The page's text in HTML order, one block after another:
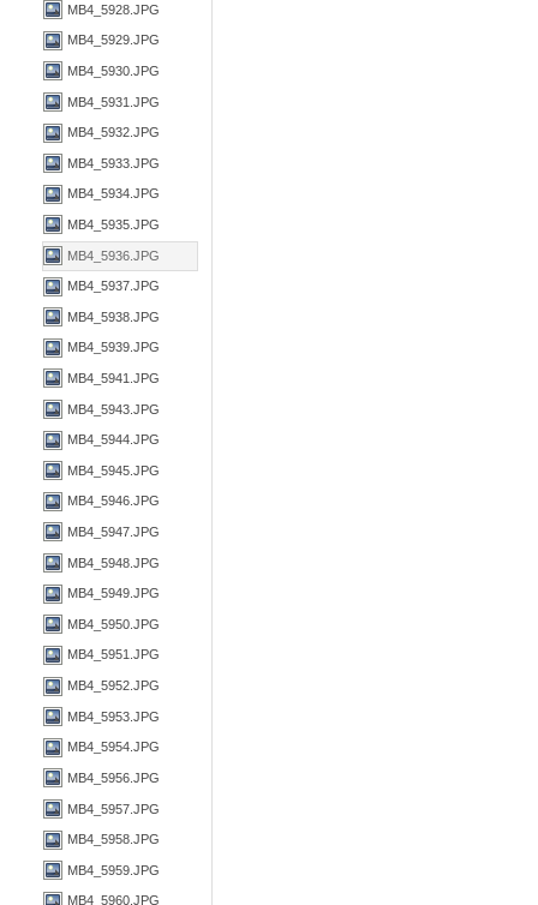
MB4_5928.JPG
MB4_5929.JPG
MB4_5930.JPG
MB4_5931.JPG
MB4_5932.JPG
MB4_5933.JPG
MB4_5934.JPG
MB4_5935.JPG
MB4_5936.JPG
MB4_5937.JPG
MB4_5938.JPG
MB4_5939.JPG
MB4_5941.JPG
MB4_5943.JPG
MB4_5944.JPG
MB4_5945.JPG
MB4_5946.JPG
MB4_5947.JPG
MB4_5948.JPG
MB4_5949.JPG
MB4_5950.JPG
MB4_5951.JPG
MB4_5952.JPG
MB4_5953.JPG
MB4_5954.JPG
MB4_5956.JPG
MB4_5957.JPG
MB4_5958.JPG
MB4_5959.JPG
MB4_5960.JPG